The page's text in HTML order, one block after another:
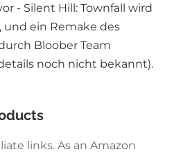
- Silent Hill: Townfall wird
ein Remake des
Bloober Team
noch nicht bekannt).
links. As an Amazon